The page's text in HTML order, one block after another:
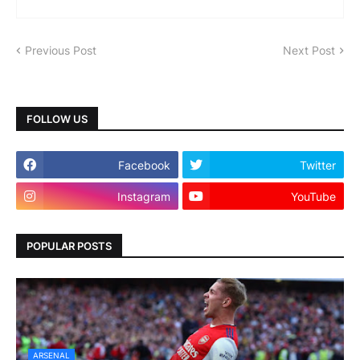
Previous Post Next Post
FOLLOW US
Facebook Twitter
Instagram YouTube
POPULAR POSTS
ARSENAL